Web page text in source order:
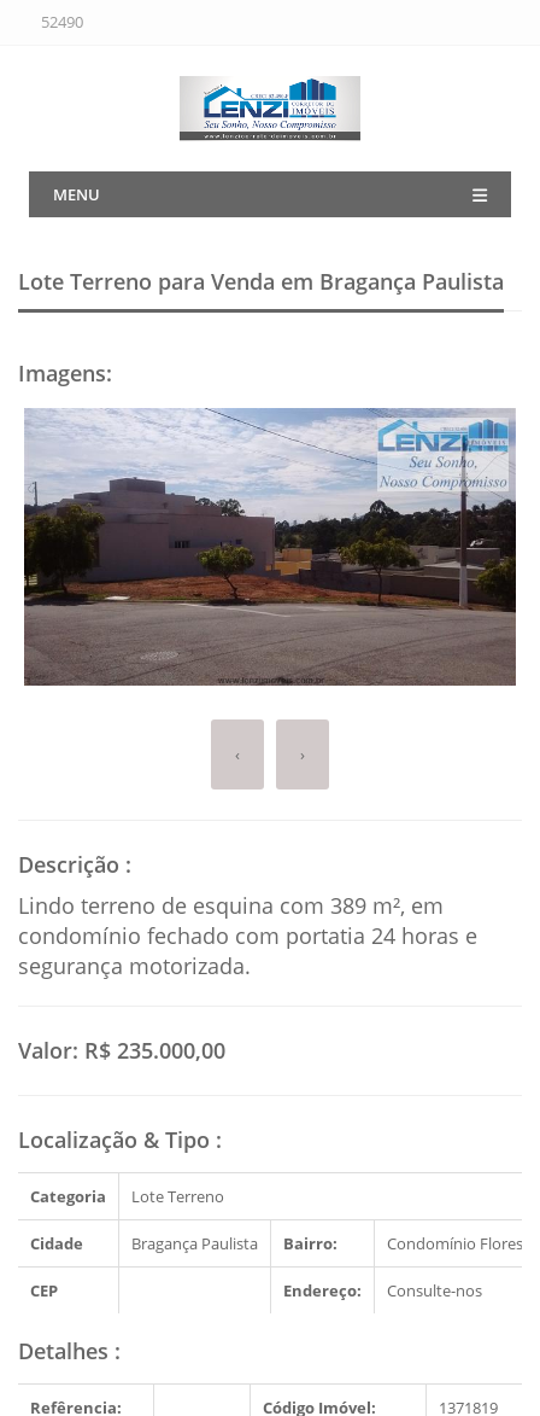
52490
MENU
Lote Terreno para Venda em Bragança Paulista
Imagens:
‹ ›
Descrição :
Lindo terreno de esquina com 389 m², em
condomínio fechado com portatia 24 horas e
segurança motorizada.
Valor: R$ 235.000,00
Localização & Tipo :
Categoria Lote Terreno
Cidade Bragança Paulista Bairro: Condomínio Floresta
CEP Endereço: Consulte-nos
Detalhes :
Refêrencia: Código Imóvel: 1371819